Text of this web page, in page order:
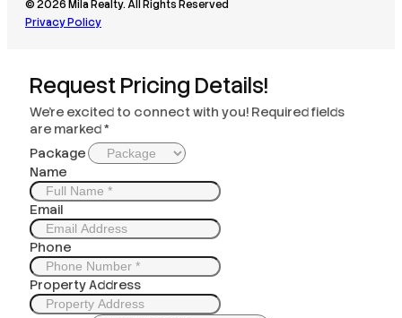
© 2026 Mila Realty. All Rights Reserved
Privacy Policy
Request Pricing Details!
We’re excited to connect with you! Required fields
are marked *
Package
Name
Email
Phone
Property Address